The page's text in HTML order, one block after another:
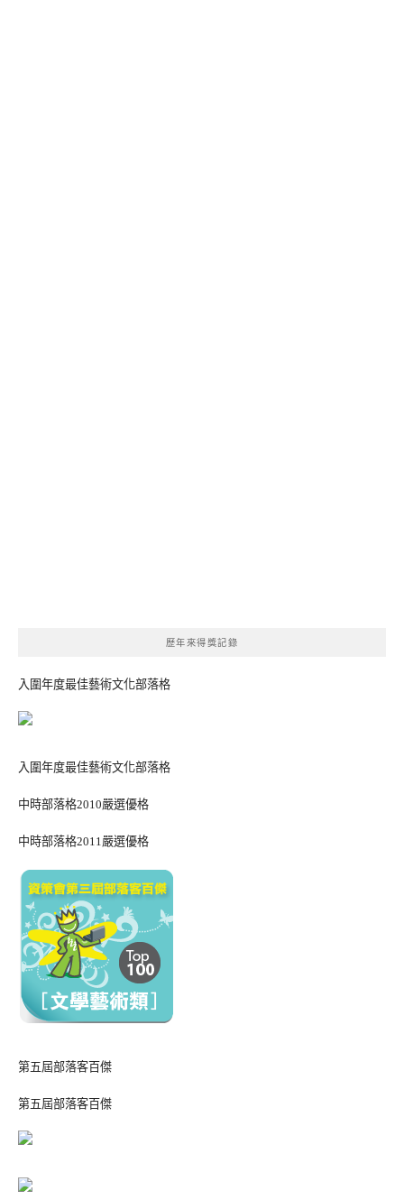
歷年來得獎記錄
入圍年度最佳藝術文化部落格
入圍年度最佳藝術文化部落格
中時部落格2010嚴選優格
中時部落格2011嚴選優格
第五屆部落客百傑
第五屆部落客百傑